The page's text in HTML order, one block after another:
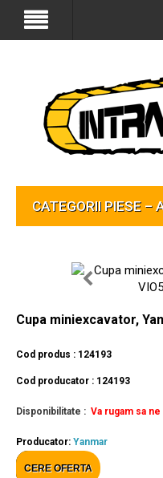
CATEGORII PIESE –
Cupa miniexcavator,
Cod produs : 124193
Cod producator : 124193
Disponibilitate : Va rugam sa
Producator: Yanmar
CERE OFERTA